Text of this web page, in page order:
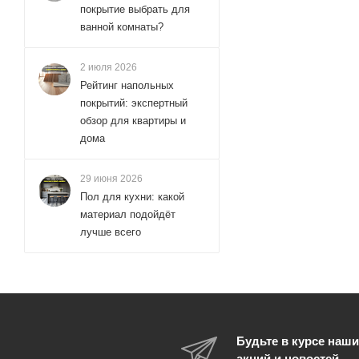
Vitra (5)
Wasserkraft (33)
WesnaArt ( 3)
Wonzon & Woghand (56)
покрытие выбрать для
ванной комнаты?
2 июля 2026
Рейтинг напольных
покрытий: экспертный
обзор для квартиры и
дома
29 июня 2026
Пол для кухни: какой
материал подойдёт
лучше всего
Будьте в курсе